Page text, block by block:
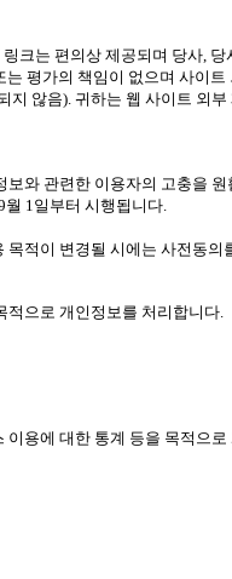
는 편의상 제공되며 당사,
평가의 책임이 없으며 사이
않음). 귀하는 웹 사이트 외
와 관련한 이용자의 고충을
1일부터 시행됩니다.
적이 변경될 시에는 사전동의
적으로 개인정보를 처리합니다.
용에 대한 통계 등을 목적으